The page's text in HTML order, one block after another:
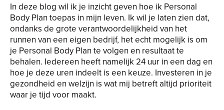
In deze blog wil ik je inzicht geven hoe ik Personal
Body Plan toepas in mijn leven. Ik wil je laten zien dat,
ondanks de grote verantwoordelijkheid van het
runnen van een eigen bedrijf, het echt mogelijk is om
je Personal Body Plan te volgen en resultaat te
behalen. Iedereen heeft namelijk 24 uur in een dag en
hoe je deze uren indeelt is een keuze. Investeren in je
gezondheid en welzijn is wat mij betreft altijd prioriteit
waar je tijd voor maakt.